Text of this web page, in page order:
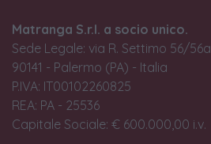
Matranga S.r.l. a socio unico.
Sede Legale: via R. Settimo 56/56a,
90141 - Palermo (PA) - Italia
P.IVA: IT00102260825
REA: PA - 25536
Capitale Sociale: € 600.000,00 i.v.